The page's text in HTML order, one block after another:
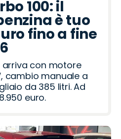
100: il
è tuo
fino a fine
arriva con motore
cambio manuale a
da 385 litri. Ad
euro.